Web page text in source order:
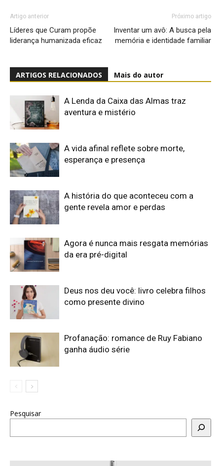
Artigo anterior
Líderes que Curam propõe
liderança humanizada eficaz
Próximo artigo
Inventar um avô: A busca pela
memória e identidade familiar
ARTIGOS RELACIONADOS Mais do autor
A Lenda da Caixa das Almas traz
aventura e mistério
A vida afinal reflete sobre morte,
esperança e presença
A história do que aconteceu com a
gente revela amor e perdas
Agora é nunca mais resgata memórias
da era pré-digital
Deus nos deu você: livro celebra filhos
como presente divino
Profanação: romance de Ruy Fabiano
ganha áudio série
Pesquisar